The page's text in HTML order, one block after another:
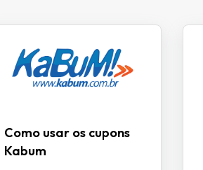
Como usar os cupons
Kabum